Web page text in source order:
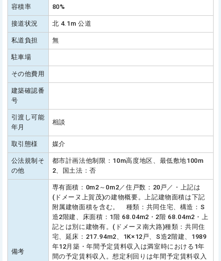
容積率 80%
接道状況 北 4.1m 公道
私道負担 無
駐車場
その他費用
建築確認番
号
引渡し可能
年月
相談
取引態様 媒介
公法規制そ
の他
都市計画法他制限：10m高度地区、最低敷地100m
2、国土法：否
備考
専有面積：0m2～0m2／住戸数：20戸／・上記は
(ドメーヌ上賀茂)の建物概要。上記建物面積は下記
附属建物面積を含む。 種類：共同住宅、構造：S
造2階建、床面積：1階 68.04m2・2階 68.04m2・上
記とは別に建物有。(ドメーヌ南大路)種類：共同住
宅、延床：217.94m2、1K×12戸、S造2階建、1989
年12月築・年間予定賃料収入は満室時における1年
間の予定賃料収入。想定利回りは年間予定賃料収入